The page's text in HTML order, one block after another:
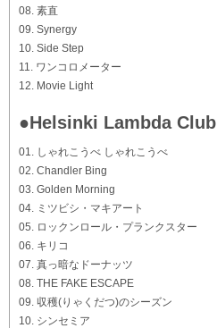
08. 素直
09. Synergy
10. Side Step
11. ワンコロメーター
12. Movie Light
●Helsinki Lambda Club
01. しゃれこうべ しゃれこうべ
02. Chandler Bing
03. Golden Morning
04. ミツビシ・マキアート
05. ロックンロール・プランクスター
06. キリコ
07. 真っ暗なドーナッツ
08. THE FAKE ESCAPE
09. 収穫(りゃくだつ)のシーズン
10. シンセミア